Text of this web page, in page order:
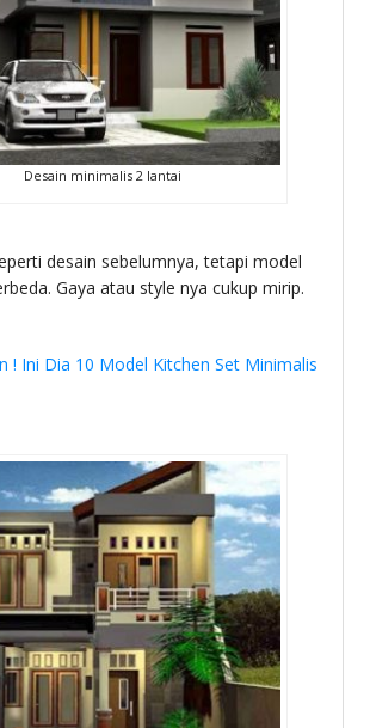
Desain minimalis 2 lantai
desain sebelumnya, tetapi model
Gaya atau style nya cukup mirip.
! Ini Dia 10 Model Kitchen Set Minimalis